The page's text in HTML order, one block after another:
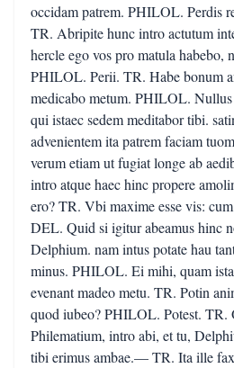
occidam patrem. PHILOL. Perdis
TR. Abripite hunc intro actutum
hercle ego vos pro matula habebo,
PHILOL. Perii. TR. Habe bonum
medicabo metum. PHILOL. Nullus
qui istaec sedem meditabor tibi.
advenientem ita patrem faciam
verum etiam ut fugiat longe ab
intro atque haec hinc propere
ero? TR. Vbi maxime esse vis:
DEL. Quid si igitur abeamus hinc
Delphium. nam intus potate hau
minus. PHILOL. Ei mihi, quam
evenant madeo metu. TR. Potin
quod iubeo? PHILOL. Potest. TR.
Philematium, intro abi, et tu,
tibi erimus ambae.— TR. Ita ille